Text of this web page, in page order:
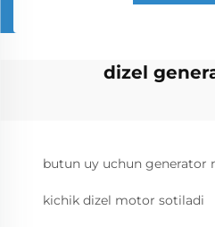
dizel
butun uy uchun generator
kichik dizel motor sotiladi